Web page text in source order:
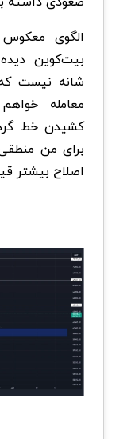
الگوی
بیت‌کوین
شانه نیست
معامله
کشیدن خط
برای من
اصلاح بیشتر